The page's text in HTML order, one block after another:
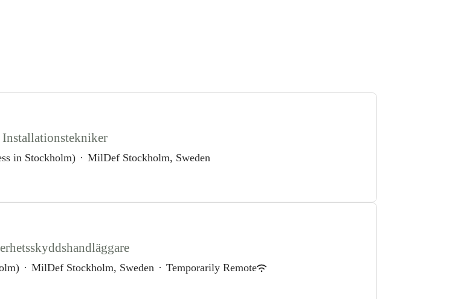
Installationstekniker
in Stockholm) · MilDef Stockholm, Sweden
· MilDef Stockholm, Sweden · Temporarily Remote